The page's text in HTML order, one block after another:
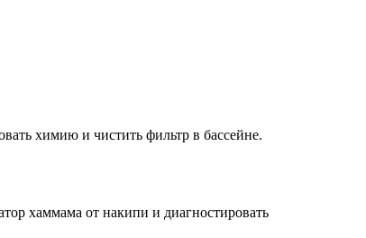
химию и чистить фильтр в бассейне.
хаммама от накипи и диагностировать